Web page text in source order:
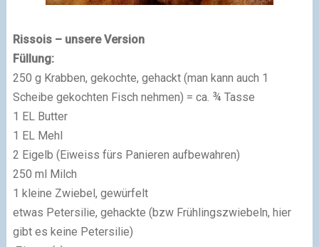
Rissois – unsere Version
Füllung:
250 g Krabben, gekochte, gehackt (man kann auch 1
Scheibe gekochten Fisch nehmen) = ca. ¾ Tasse
1 EL Butter
1 EL Mehl
2 Eigelb (Eiweiss fürs Panieren aufbewahren)
250 ml Milch
1 kleine Zwiebel, gewürfelt
etwas Petersilie, gehackte (bzw Frühlingszwiebeln, hier
gibt es keine Petersilie)